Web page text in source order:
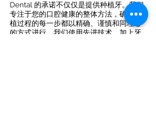
Dental 的承诺不仅仅是提供种植牙。我们
专注于您的口腔健康的整体方法，确保种
植过程的每一步都以精确、谨慎和同理心
的方式进行。我们使用先进技术，加上牙